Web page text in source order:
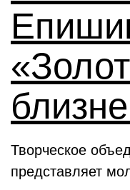
Творческое
представляет